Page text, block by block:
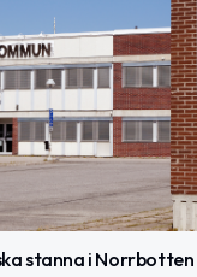
stanna i Norrbotten